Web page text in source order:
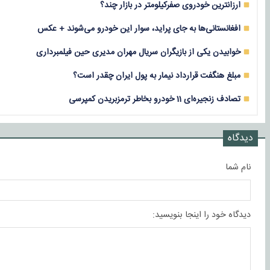
ارزانترین خودروی صفرکیلومتر در بازار چند؟
افغانستانی‌ها به جای پراید، سوار این خودرو می‌شوند + عکس
خوابیدن یکی از بازیگران سریال مهران مدیری حین فیلمبرداری
مبلغ هنگفت قرارداد نیمار به‌ پول ایران چقدر است؟
تصادف زنجیره‌ای 11 خودرو بخاطر ترمزبریدن کمپرسی
دیدگاه
نام شما
دیدگاه خود را اینجا بنویسید: